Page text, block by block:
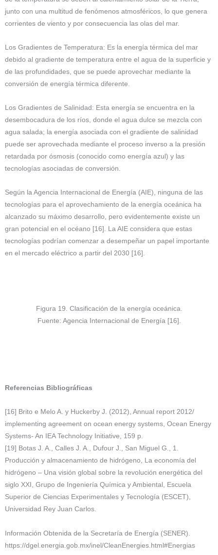
junto con una multitud de fenómenos atmosféricos, lo que genera
corrientes de viento y por consecuencia las olas del mar.
Los Gradientes de Temperatura: Es la energía térmica del mar
debido al gradiente de temperatura entre el agua de la superficie y
de las profundidades, que se puede aprovechar mediante la
conversión de energía térmica diferente.
Los Gradientes de Salinidad: Esta energía se encuentra en la
desembocadura de los ríos, donde el agua dulce se mezcla con
agua salada; la energía asociada con el gradiente de salinidad
puede ser aprovechada mediante el proceso inverso a la presión
retardada por ósmosis (conocido como energía azul) y las
tecnologías asociadas de conversión.
Según la Agencia Internacional de Energía (AIE), ninguna de las
tecnologías para el aprovechamiento de la energía oceánica ha
alcanzado su máximo desarrollo, pero evidentemente existe un
gran potencial en el océano [16]. La AIE considera que estas
tecnologías podrían comenzar a desempeñar un papel importante
en el mercado eléctrico a partir del 2030 [16].
Figura 19. Clasificación de la energía oceánica.
Fuente: Agencia Internacional de Energía [16].
Referencias Bibliográficas
[16] Brito e Melo A. y Huckerby J. (2012), Annual report 2012/
implementing agreement on ocean energy systems, Ocean Energy
Systems- An IEA Technology Initiative, 159 p.
[19] Botas J. A., Calles J. A., Dufour J., San Miguel G., 1.
Producción y almacenamiento de hidrógeno, La economía del
hidrógeno – Una visión global sobre la revolución energética del
siglo XXI, Grupo de Ingeniería Química y Ambiental, Escuela
Superior de Ciencias Experimentales y Tecnología (ESCET),
Universidad Rey Juan Carlos.
Información Obtenida de la Secretaría de Energía (SENER).
https://dgel.energia.gob.mx/inel/CleanEnergies.html#Energias